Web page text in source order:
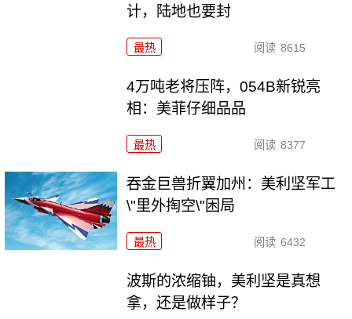
计，陆地也要封
最热 阅读 8615
4万吨老将压阵，054B新锐亮
相：美菲仔细品品
最热 阅读 8377
吞金巨兽折翼加州：美利坚军工
\"里外掏空\"困局
最热 阅读 6432
波斯的浓缩铀，美利坚是真想
拿，还是做样子？